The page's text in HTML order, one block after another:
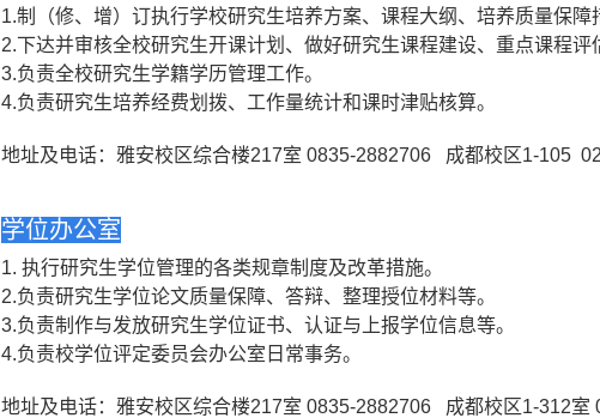
1.制（修、增）订执行学校研究生培养方案、课程大纲、培养质量保障
2.下达并审核全校研究生开课计划、做好研究生课程建设、重点课程评
3.负责全校研究生学籍学历管理工作。
4.负责研究生培养经费划拨、工作量统计和课时津贴核算。
地址及电话：雅安校区综合楼217室 0835-2882706 成都校区1-105
学位办公室
1. 执行研究生学位管理的各类规章制度及改革措施。
2.负责研究生学位论文质量保障、答辩、整理授位材料等。
3.负责制作与发放研究生学位证书、认证与上报学位信息等。
4.负责校学位评定委员会办公室日常事务。
地址及电话：雅安校区综合楼217室 0835-2882706 成都校区1-312室